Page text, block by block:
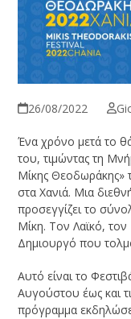
26/08/2022
Ένα χρόνο μετά το
του, τιμώντας τη
Μίκης Θεοδωράκης»
στα Χανιά. Μια
προσεγγίζει το
Μίκη. Τον Λαϊκό,
Δημιουργό που
Αυτό είναι το
Αυγούστου έως και
πρόγραμμα